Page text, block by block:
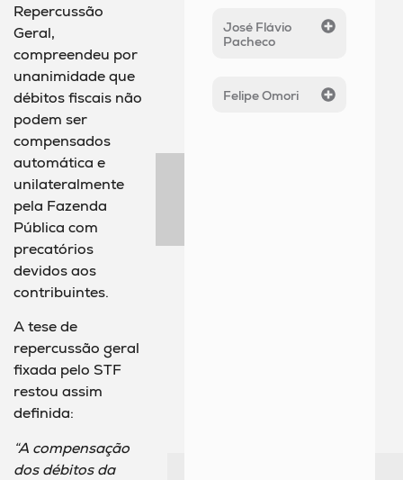
Repercussão
Geral,
compreendeu por
unanimidade que
débitos fiscais não
podem ser
compensados
automática e
unilateralmente
pela Fazenda
Pública com
precatórios
devidos aos
contribuintes.
A tese de
repercussão geral
fixada pelo STF
restou assim
definida:
“A compensação
dos débitos da
José Flávio
Pacheco
Felipe Omori